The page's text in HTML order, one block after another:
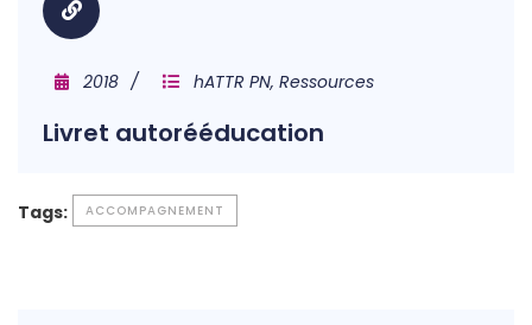
2018 hATTR PN, Ressources
Livret autorééducation
Tags: ACCOMPAGNEMENT